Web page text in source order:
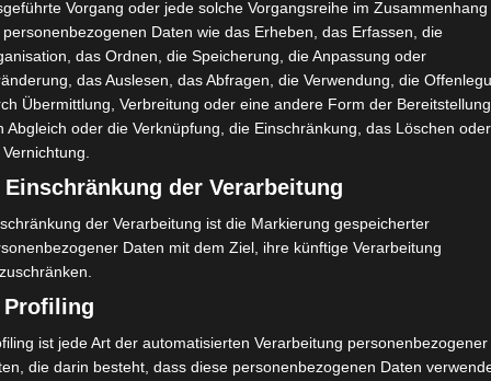
habe ich zuerst mit Kompost- und Gemüseerde
Vorgang oder jede solche Vorgangsreihe im Zusammenhang
personenbezogenen Daten wie das Erheben, das Erfassen, die
das Ordnen, die Speicherung, die Anpassung oder
das Auslesen, das Abfragen, die Verwendung, die
Übermittlung, Verbreitung oder eine andere Form der Bereitstellung,
Abgleich oder die Verknüpfung, die Einschränkung, das Löschen oder
Einschränkung der Verarbeitung
der Verarbeitung ist die Markierung gespeicherter
Daten mit dem Ziel, ihre künftige Verarbeitung
Profiling
ist jede Art der automatisierten Verarbeitung personenbezogener
die darin besteht, dass diese personenbezogenen Daten